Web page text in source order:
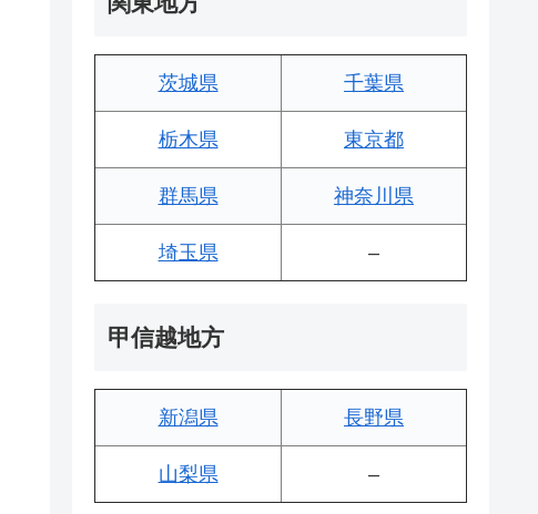
茨城県 千葉県
栃木県 東京都
群馬県 神奈川県
埼玉県 –
甲信越地方
新潟県 長野県
山梨県 –